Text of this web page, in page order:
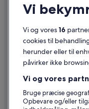
Registrer dit
Nyhedsrum
Reklame
Vi
Vi og vores16
cookies til
herunder eller til
påvirker ikke
Vi og vores
Bruge præcise
Opbevare og/eller